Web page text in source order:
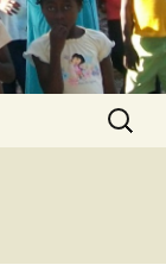
Search
for: